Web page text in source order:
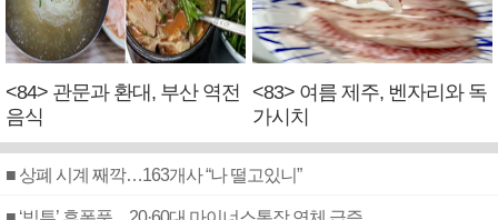
<84> 관문과 환대, 부산 역전
음식
<83> 여름 제주, 벤자리와 독
가시치
■ 상폐 시계 째깍…163개사 “나 떨고있니”